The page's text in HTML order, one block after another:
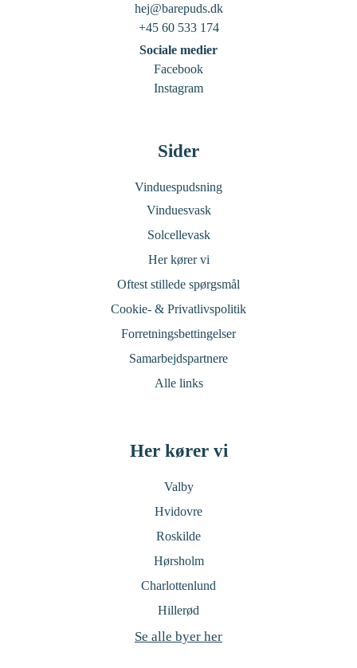
hej@barepuds.dk
+45 60 533 174
Sociale medier
Facebook
Instagram
Sider
Vinduespudsning
Vinduesvask
Solcellevask
Her kører vi
Oftest stillede spørgsmål
Cookie- & Privatlivspolitik
Forretningsbettingelser
Samarbejdspartnere
Alle links
Her kører vi
Valby
Hvidovre
Roskilde
Hørsholm
Charlottenlund
Hillerød
Se alle byer her